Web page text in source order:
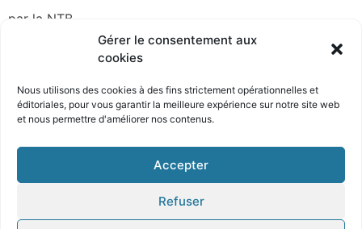
Gérer le consentement aux
cookies
Nous utilisons des cookies à des fins strictement opérationnelles et
éditoriales, pourvous garantir la meilleure expérience sur notre site web
et nous permettre d'améliorer nos contenus.
Accepter
Refuser
par la NTB
© Tous droits réservé Textes et images - Crédits Photo extérieur : Eric